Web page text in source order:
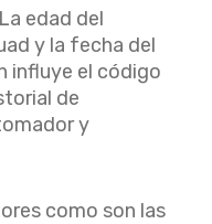
edad del
y la fecha del
influye el código
de
y
como son las